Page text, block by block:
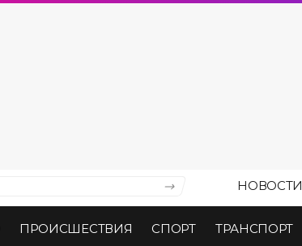
НОВОСТИ
ПРОИСШЕСТВИЯ СПОРТ ТРАНСПОРТ